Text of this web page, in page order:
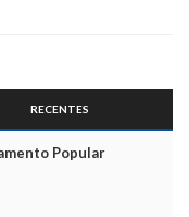
RECENTES
Popular